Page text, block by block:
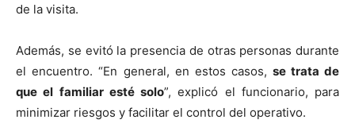
de la visita.
Además, se evitó la presencia de otras personas durante
el encuentro. “En general, en estos casos, se trata de
que el familiar esté solo”, explicó el funcionario, para
minimizar riesgos y facilitar el control del operativo.